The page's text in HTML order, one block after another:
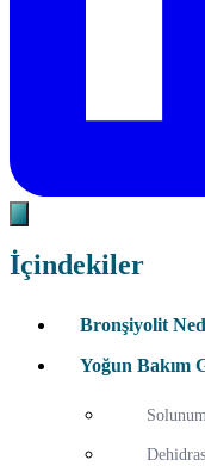
İçindekiler
Bronşiyolit
Yoğun Bakım